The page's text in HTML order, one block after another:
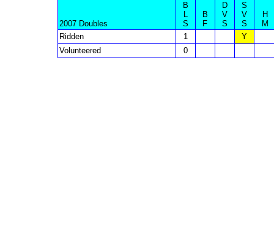
2007 Doubles
B
L
S
B
F
D
V
S
S
V
S
H
M
Ridden
1
Y
Volunteered
0